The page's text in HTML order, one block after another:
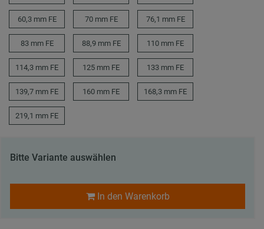
60,3 mm FE 70 mm FE 76,1 mm FE
83 mm FE 88,9 mm FE 110 mm FE
114,3 mm FE 125 mm FE 133 mm FE
139,7 mm FE 160 mm FE 168,3 mm FE
219,1 mm FE
Bitte Variante auswählen
In den Warenkorb